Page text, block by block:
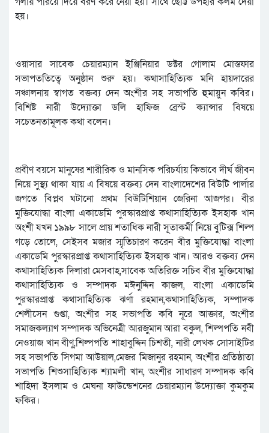
হয়।
ওয়াসার সাবেক চেয়ারম্যান ইঞ্জিনিয়ার ডক্টর গোলাম মোস্তফার
সভাপততিত্বে অনুষ্ঠান শুরু হয়। কথাসাহিত্যিক মনি হায়দারের
সঞ্চালনায় স্বাগত বক্তব্য দেন অংশীর সহ সভাপতি হুমায়ুন কবির।
বিশিষ্ট নারী উদ্যোক্তা ডলি হাফিজ ব্রেস্ট ক্যান্সার বিষয়ে
সচেতনতামূলক কথা বলেন।
প্রবীণ বয়সে মানুষের শারীরিক ও মানসিক পরিচর্যায় কিভাবে দীর্ঘ জীবন
নিয়ে সুস্থ্য থাকা যায় এ বিষয়ে বক্তব্য দেন বাংলাদেশের বিউটি পার্লার
জগতে বিপ্লব ঘটানো প্রথম বিউটিশিয়ান জেরিনা আজগর। বীর
মুক্তিযোদ্ধা বাংলা একাডেমি পুরস্কারপ্রাপ্ত কথাসাহিত্যিক ইসহাক খান
অংশী যখন ১৯৯৮ সালে প্রায় শতাধিক নারী সূতাকর্মী নিয়ে বুটিক্স শিল্প
গড়ে তোলে, সেইসব মজার স্মৃতিচারণ করেন বীর মুক্তিযোদ্ধা বাংলা
একাডেমি পুরস্কারপ্রাপ্ত কথাসাহিত্যিক ইসহাক খান। আরও বক্তব্য দেন
কথাসাহিত্যিক দিলারা মেসবাহ,সাবেক অতিরিক্ত সচিব বীর মুক্তিযোদ্ধা
কথাসাহিত্যিক ও সম্পাদক মঈনুদ্দিন কাজল, বাংলা একাডেমি
পুরস্কারপ্রাপ্ত কথাসাহিত্যিক ঝর্ণা রহমান,কথাসাহিত্যিক, সম্পাদক
শেলীসেন গুপ্তা, অংশীর সহ সভাপতি কবি নূরে আক্তার, অংশীর
সমাজকল্যাণ সম্পাদক অভিনেত্রী আরজুমান আরা বকুল, শিল্পপতি নবী
নেওয়াজ খান বীণু,শিল্পপতি শাহাবুদ্দিন চিশতী, নারী লেখক সোসাইটির
সহ সভাপতি সিগমা আউয়াল,মেজর মিজানুর রহমান, অংশীর প্রতিষ্ঠাতা
সভাপতি শিশুসাহিত্যিক শ্যামলী খান, অংশীর সাধারণ সম্পাদক কবি
শাহিদা ইসলাম ও মেঘনা ফাউন্ডেশনের চেয়ারম্যান উদ্যোক্তা কুমকুম
ফকির।